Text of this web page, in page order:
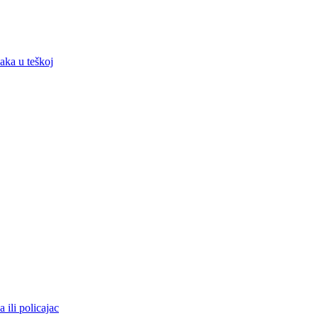
u teškoj
ili policajac